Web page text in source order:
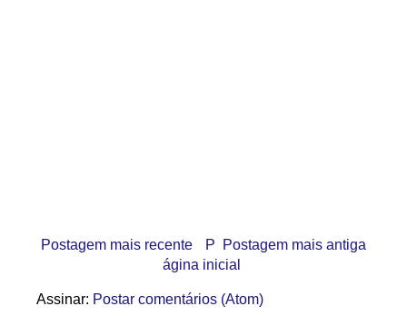
Postagem mais recente Postagem mais antiga
P
ágina inicial
Assinar: Postar comentários (Atom)